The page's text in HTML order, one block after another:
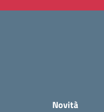
Novità